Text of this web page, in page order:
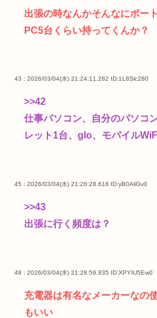
出張の時なんかそんなにポー
PC5台くらい持ってくんか？
43 : 2026/03/04(水) 21:24:11.282 ID:1L8Slc280
>>42
仕事パソコン、自分のパソコ
レット1台、glo、モバイル
45 : 2026/03/04(水) 21:26:28.616 ID:yB0AliGv0
>>43
出張に行く頻度は？
49 : 2026/03/04(水) 21:28:59.835 ID:XPYIU5Ew0
充電器は有名なメーカーなの
もいい